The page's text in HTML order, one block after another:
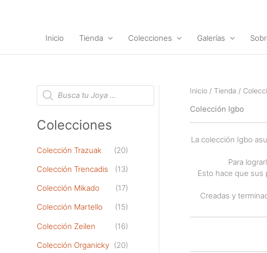
Inicio
Tienda Colecciones Galerías
B
s
u
e
d
p
r
d
c
t
s
Colecciones
Colección Trazuak
(20)
Colección Trencadis
(13)
Colección Mikado
(17)
Colección Martello
(15)
Colección Zeilen
(16)
Colección Organicky (20)
Inicio / Tienda /
Colección Igbo
La colección Igbo
Para
Esto hace que sus
Creadas y